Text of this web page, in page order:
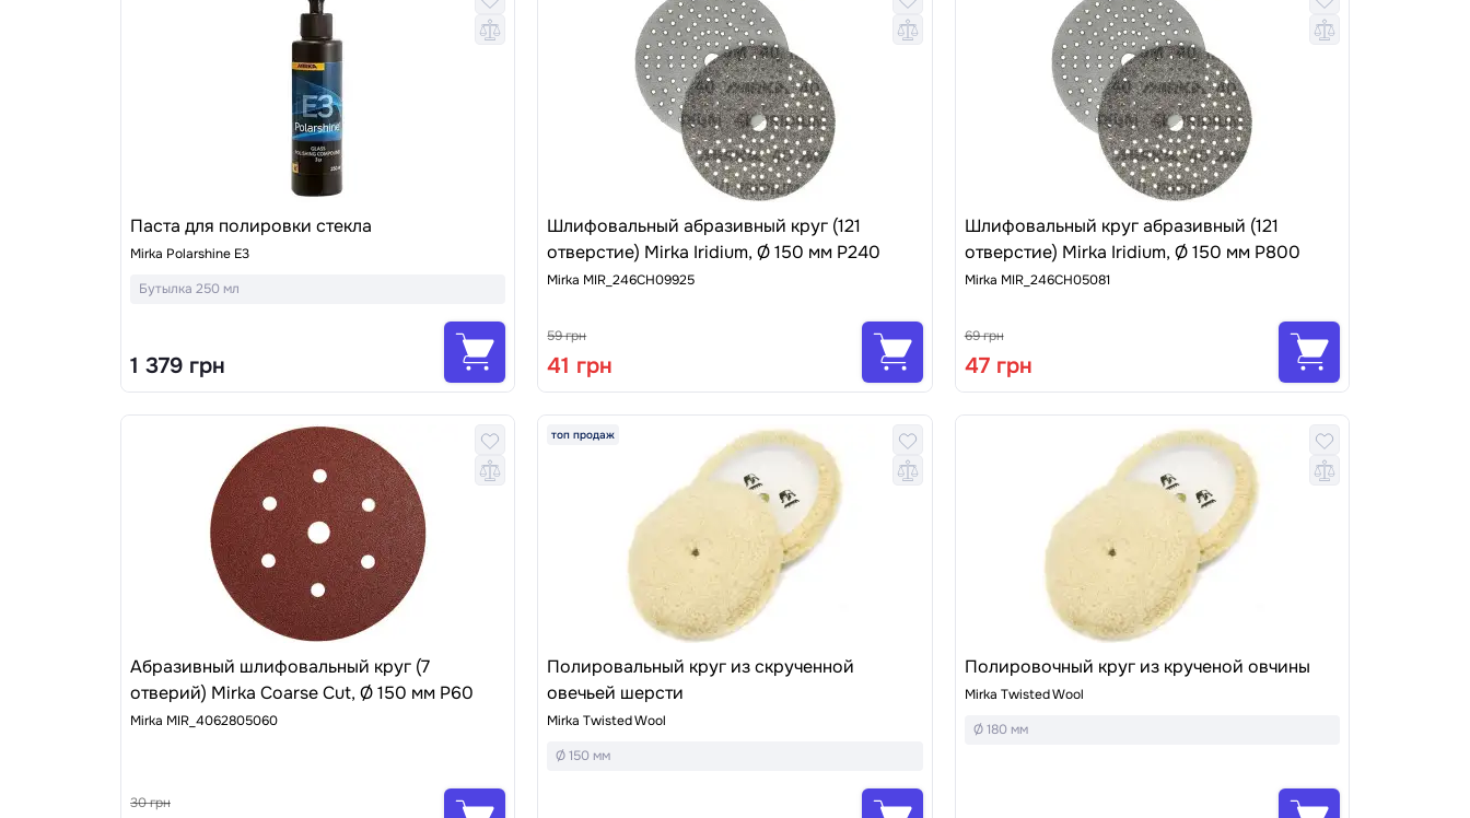
Паста для полировки стекла
Mirka Polarshine E3
Бутылка 250 мл
1 379 грн
Шлифовальный абразивный круг (121
отверстие) Mirka Iridium, Ø 150 мм P240
Mirka MIR_246CH09925
59 грн
41 грн
Шлифовальный круг абразивный (121
отверстие) Mirka Iridium, Ø 150 мм P800
Mirka MIR_246CH05081
69 грн
47 грн
Абразивный шлифовальный круг (7
отверий) Mirka Coarse Cut, Ø 150 мм P60
Mirka MIR_4062805060
30 грн
топ продаж
Полировальный круг из скрученной
овечьей шерсти
Mirka Twisted Wool
Ø 150 мм
Полировочный круг из крученой овчины
Mirka Twisted Wool
Ø 180 мм